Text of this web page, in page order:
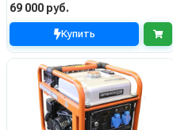
69 000 руб.
Купить